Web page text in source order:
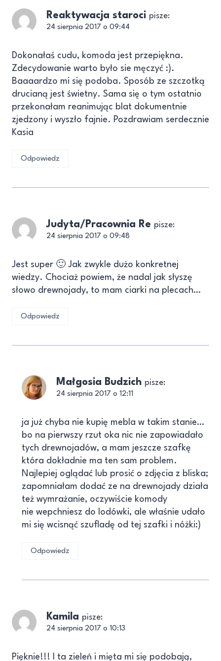
Reaktywacja staroci pisze:
24 sierpnia 2017 o 09:44
Dokonałaś cudu, komoda jest przepiękna.
Zdecydowanie warto było sie męczyć :).
Baaaardzo mi się podoba. Sposób ze szczotką
drucianą jest świetny. Sama się o tym ostatnio
przekonałam reanimując blat dokumentnie
zjedzony i wyszło fajnie. Pozdrawiam serdecznie
Kasia
Odpowiedz
Judyta/Pracownia Re pisze:
24 sierpnia 2017 o 09:48
Jest super 🙂 Jak zwykle dużo konkretnej
wiedzy. Chociaż powiem, że nadal jak słyszę
słowo drewnojady, to mam ciarki na plecach…
Odpowiedz
Małgosia Budzich pisze:
24 sierpnia 2017 o 12:11
ja już chyba nie kupię mebla w takim stanie…
bo na pierwszy rzut oka nic nie zapowiadało
tych drewnojadów, a mam jeszcze szafkę
która dokładnie ma ten sam problem.
Najlepiej oglądać lub prosić o zdjęcia z bliska;
zapomniałam dodać ze na drewnojady działa
też wymrażanie, oczywiście komody
nie wepchniesz do lodówki, ale właśnie udało
mi się wcisnąć szufladę od tej szafki i nóżki:)
Odpowiedz
Kamila pisze:
24 sierpnia 2017 o 10:13
Pięknie!!! I ta zieleń i mięta mi się podobają,